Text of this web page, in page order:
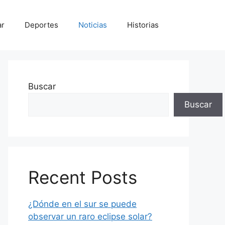
Deportes Noticias Historias
Buscar
Buscar
Recent Posts
¿Dónde en el sur se puede
observar un raro eclipse solar?